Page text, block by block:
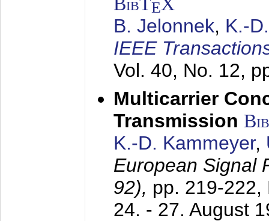
E
B. Jelonnek, K.-
IEEE
Vol. 40, No. 12,
Multicarrier
Transmission
K.-D. Kammeyer,
European Signal
92), pp. 219-222,
24. - 27. August